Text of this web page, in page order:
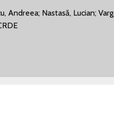
Nastasă, Lucian;